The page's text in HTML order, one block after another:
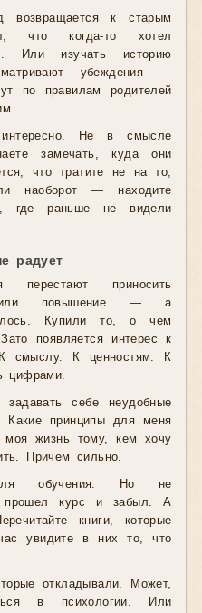
возвращается к старым
что когда-то хотел
Или изучать историю
убеждения —
по правилам родителей
Не в смысле
замечать, куда они
что тратите не на то,
наоборот — находите
где раньше не видели
радует
перестают приносить
повышение — а
Купили то, о чем
появляется интерес к
смыслу. К ценностям. К
цифрами.
себе неудобные
принципы для меня
моя жизнь тому, кем хочу
Причем сильно.
обучения. Но не
прошел курс и забыл. А
книги, которые
увидите в них то, что
откладывали. Может,
в психологии. Или